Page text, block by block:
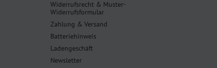
Widerrufsrecht & Muster-
Widerrufsformular
Zahlung & Versand
Batteriehinweis
Ladengeschäft
Newsletter